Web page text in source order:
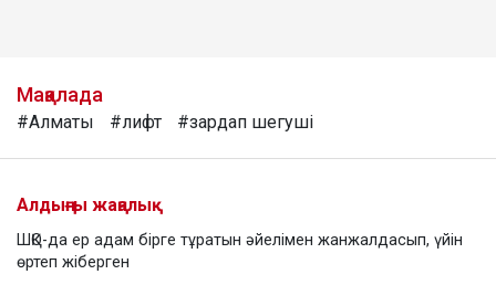
Мақалада
#Алматы #лифт #зардап шегуші
Алдыңғы жаңалық
ШҚО-да ер адам бірге тұратын әйелімен жанжалдасып, үйін
өртеп жіберген